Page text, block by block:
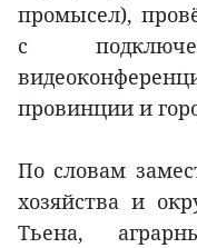
промысел),
с
провинции и
По словам
хозяйства и
Тьена,